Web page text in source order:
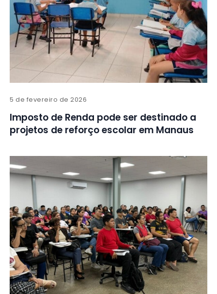
5 de fevereiro de 2026
Imposto de Renda pode ser destinado a
projetos de reforço escolar em Manaus